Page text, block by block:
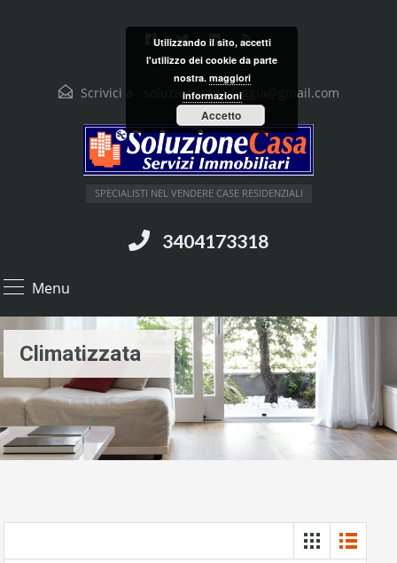
Scrivici a : soluzionecasa.foggia@gmail.com
SPECIALISTI NEL VENDERE CASE RESIDENZIALI
Menu
3404173318
Climatizzata
Utilizzando il sito, accetti
l'utilizzo dei cookie da parte
nostra. maggiori
informazioni
Accetto